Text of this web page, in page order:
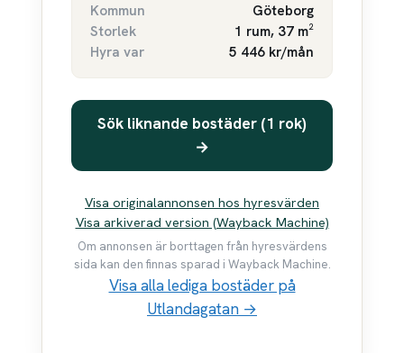
Kommun
Göteborg
Storlek
1 rum, 37 m²
Hyra var
5 446 kr/mån
Sök liknande bostäder (1 rok)
→
Visa originalannonsen hos hyresvärden
Visa arkiverad version (Wayback Machine)
Om annonsen är borttagen från hyresvärdens
sida kan den finnas sparad i Wayback Machine.
Visa alla lediga bostäder på
Utlandagatan →